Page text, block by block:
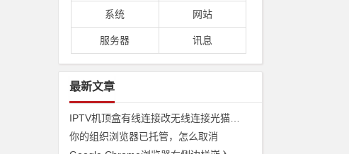
系统 网站
服务器 讯息
最新文章
你的组织浏览器已托管，怎么取消